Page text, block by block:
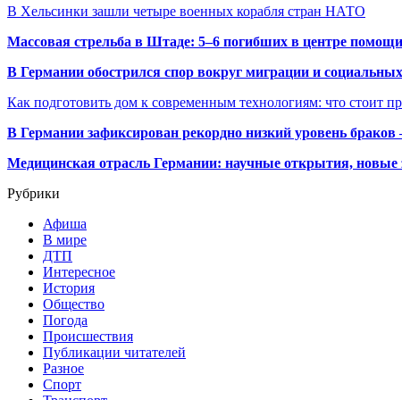
В Хельсинки зашли четыре военных корабля стран НАТО
Массовая стрельба в Штаде: 5–6 погибших в центре
В Германии обострился спор вокруг миграции и
Как подготовить дом к современным технологиям: что стоит
В Германии зафиксирован рекордно низкий уровень
Медицинская отрасль Германии: научные открытия, новые
Рубрики
Афиша
В мире
ДТП
Интересное
История
Общество
Погода
Происшествия
Публикации читателей
Разное
Спорт